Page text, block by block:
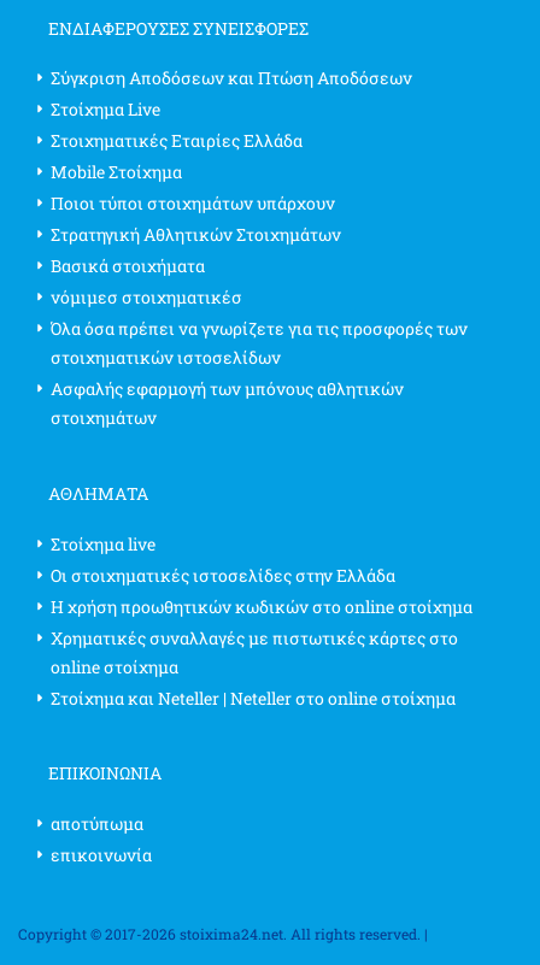
ΕΝΔΙΑΦΈΡΟΥΣΕΣ ΣΥΝΕΙΣΦΟΡΈΣ
Σύγκριση Αποδόσεων και Πτώση Αποδόσεων
Στοίχημα Live
Στοιχηματικές Εταιρίες Ελλάδα
Mobile Στοίχημα
Ποιοι τύποι στοιχημάτων υπάρχουν
Στρατηγική Αθλητικών Στοιχημάτων
Βασικά στοιχήματα
νόμιμεσ στοιχηματικέσ
Όλα όσα πρέπει να γνωρίζετε για τις προσφορές των
στοιχηματικών ιστοσελίδων
Ασφαλής εφαρμογή των μπόνους αθλητικών
στοιχημάτων
ΑΘΛΗΜΑΤΑ
Στοίχημα live
Οι στοιχηματικές ιστοσελίδες στην Ελλάδα
Η χρήση προωθητικών κωδικών στο online στοίχημα
Χρηματικές συναλλαγές με πιστωτικές κάρτες στο
online στοίχημα
Στοίχημα και Neteller | Neteller στο online στοίχημα
ΕΠΙΚΟΙΝΩΝΊΑ
αποτύπωμα
επικοινωνία
Copyright © 2017-2026 stoixima24.net. All rights reserved. |